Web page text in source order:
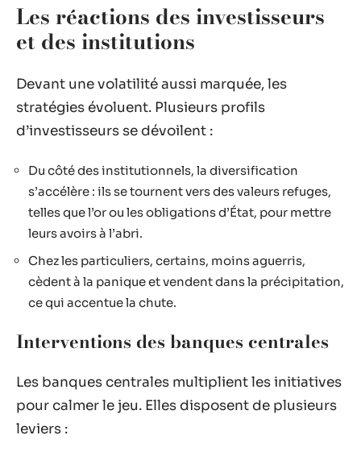
Les réactions des investisseurs
et des institutions
Devant une volatilité aussi marquée, les
stratégies évoluent. Plusieurs profils
d’investisseurs se dévoilent :
Du côté des institutionnels, la diversification
s’accélère : ils se tournent vers des valeurs refuges,
telles que l’or ou les obligations d’État, pour mettre
leurs avoirs à l’abri.
Chez les particuliers, certains, moins aguerris,
cèdent à la panique et vendent dans la précipitation,
ce qui accentue la chute.
Interventions des banques centrales
Les banques centrales multiplient les initiatives
pour calmer le jeu. Elles disposent de plusieurs
leviers :